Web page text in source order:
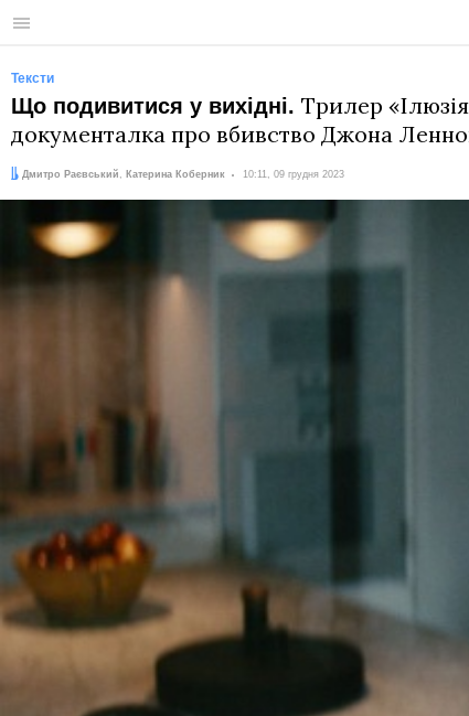
Меню
Тексти
Що подивитися у вихідні. Трилер
документалка про вбивство Джона
Автори:
Дмитро Раєвський , Катерина Коберник
Дата: 10:11, 09 грудня 2023